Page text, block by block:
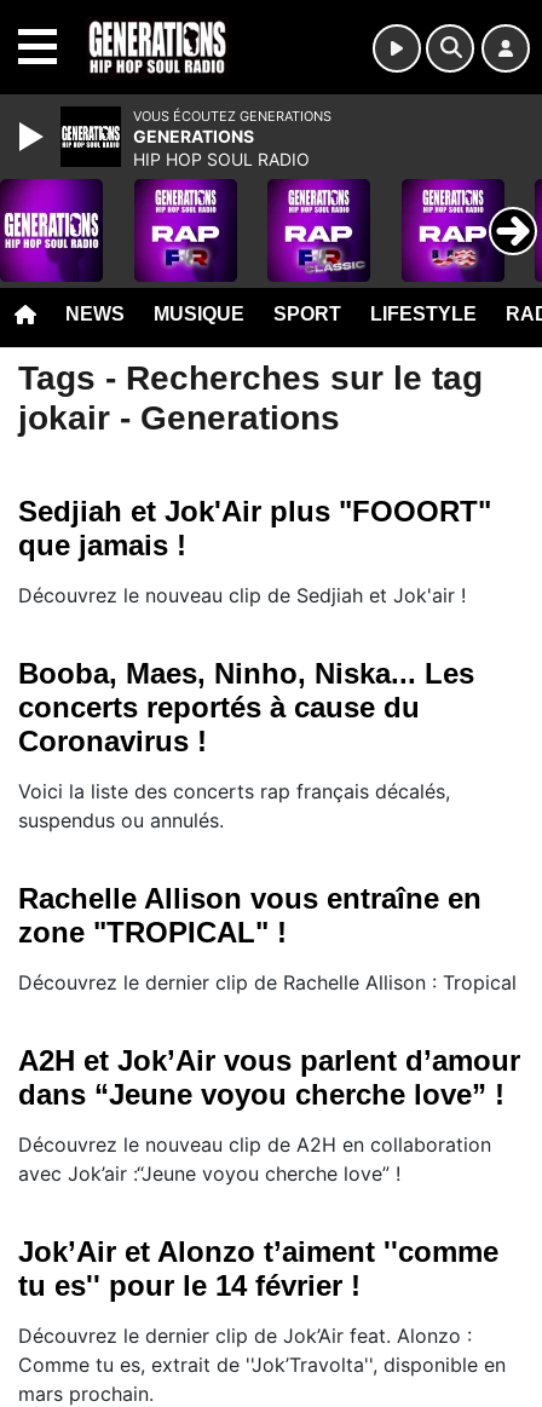
NEWS MUSIQUE SPORT LIFESTYLE
Tags - Recherches sur le tag
jokair - Generations
Sedjiah et Jok'Air plus "FOOORT"
que jamais !
Découvrez le nouveau clip de Sedjiah et Jok'air !
Booba, Maes, Ninho, Niska... Les
concerts reportés à cause du
Coronavirus !
Voici la liste des concerts rap français décalés,
suspendus ou annulés.
Rachelle Allison vous entraîne en
zone "TROPICAL" !
Découvrez le dernier clip de Rachelle Allison : Tropical
A2H et Jok’Air vous parlent d’amour
dans “Jeune voyou cherche love” !
Découvrez le nouveau clip de A2H en collaboration
avec Jok’air :“Jeune voyou cherche love” !
Jok’Air et Alonzo t’aiment ''comme
tu es'' pour le 14 février !
Découvrez le dernier clip de Jok’Air feat. Alonzo :
Comme tu es, extrait de ''Jok’Travolta'', disponible en
mars prochain.
VOUS ÉCOUTEZ GENERATIONS
GENERATIONS
HIP HOP SOUL RADIO